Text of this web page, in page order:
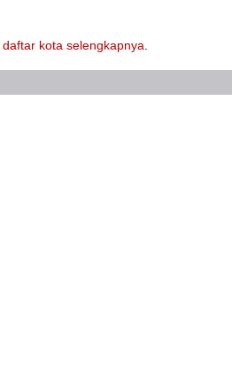
daftar kota selengkapnya